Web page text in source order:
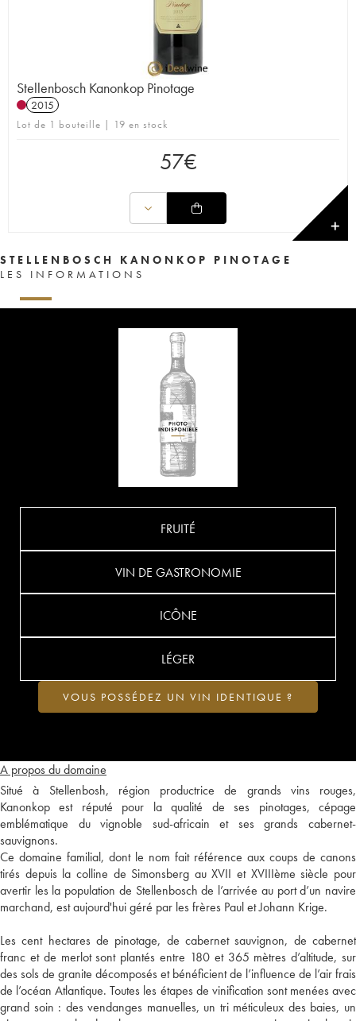
Stellenbosch Kanonkop Pinotage
2015
Lot de 1 bouteille | 19 en stock
57€
✕
STELLENBOSCH KANONKOP PINOTAGE
LES INFORMATIONS
A propos du domaine
Situé à Stellenbosh, région productrice de grands vins rouges,
Kanonkop est réputé pour la qualité de ses pinotages, cépage
emblématique du vignoble sud-africain et ses grands cabernet-
sauvignons.
Ce domaine familial, dont le nom fait référence aux coups de canons
tirés depuis la colline de Simonsberg au XVII et XVIIIème siècle pour
avertir les la population de Stellenbosch de l’arrivée au port d’un navire
marchand, est aujourd'hui géré par les frères Paul et Johann Krige.
Les cent hectares de pinotage, de cabernet sauvignon, de cabernet
franc et de merlot sont plantés entre 180 et 365 mètres d’altitude, sur
des sols de granite décomposés et bénéficient de l’influence de l’air frais
de l’océan Atlantique. Toutes les étapes de vinification sont menées avec
grand soin : des vendanges manuelles, un tri méticuleux des baies, un
FRUITÉ
VIN DE GASTRONOMIE
ICÔNE
LÉGER
VOUS POSSÉDEZ UN VIN IDENTIQUE ?